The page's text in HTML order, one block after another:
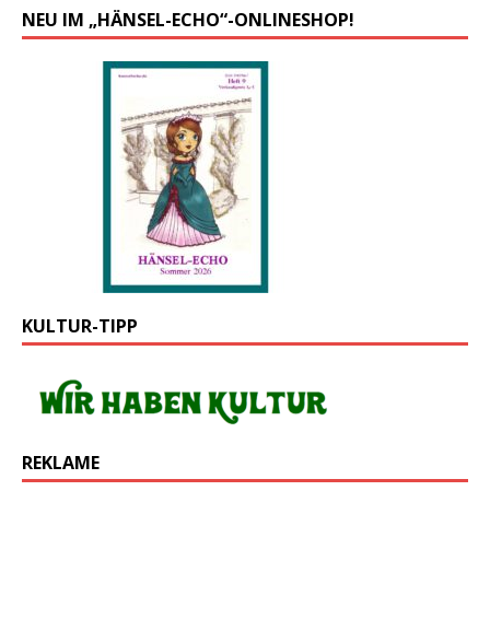
NEU IM „HÄNSEL-ECHO“-ONLINESHOP!
KULTUR-TIPP
REKLAME